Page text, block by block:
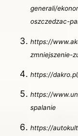
generali/
oszczedzac-
https://
zmniejszenie-
https://
https://
spalanie
https://